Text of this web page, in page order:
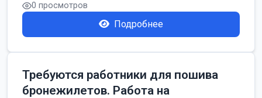
0 просмотров
Подробнее
Требуются работники для пошива
бронежилетов. Работа на